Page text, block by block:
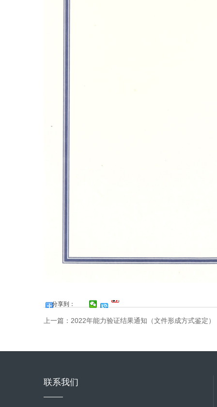
分享到：
上一篇： 2022年能力验证结果通知（文件形成方式鉴定）
联系我们